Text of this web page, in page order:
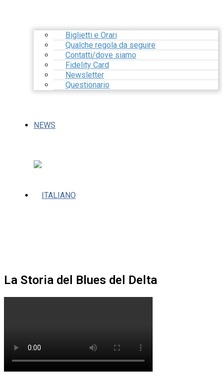
Biglietti e Orari
Qualche regola da seguire
Contatti/dove siamo
Fidelity Card
Newsletter
Questionario
NEWS
La Storia del Blues del Delta